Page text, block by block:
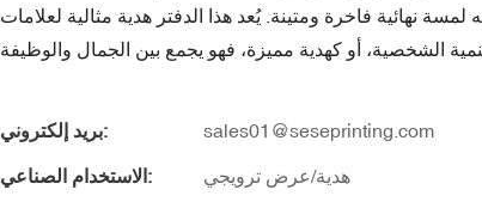
نهائية فاخرة ومتينة. يُعد هذا الدفتر هدية مثالية لعلامات
بريد إلكتروني: sales01@seseprinting.com
الاستخدام الصناعي: هدية/عرض ترويجي